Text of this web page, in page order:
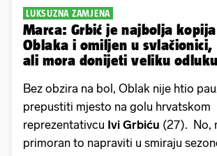
LUKSUZNA ZAMJENA
Marca: Grbić je najbolja kopija
Oblaka i omiljen u svlačionici,
ali mora donijeti veliku odluku
Bez obzira na bol, Oblak nije htio
prepustiti mjesto na golu hrvatskom
reprezentativcu Ivi Grbiću (27). No,
primoran to napraviti u smiraju